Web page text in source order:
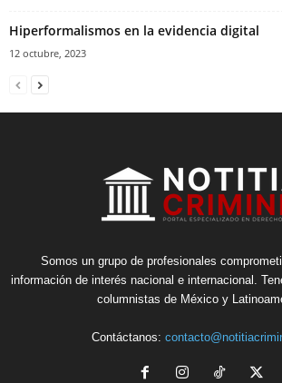
Hiperformalismos en la evidencia digital
12 octubre, 2023
Somos un grupo de profesionales
información de interés nacional e internacional.
columnistas de México y
Contáctanos: